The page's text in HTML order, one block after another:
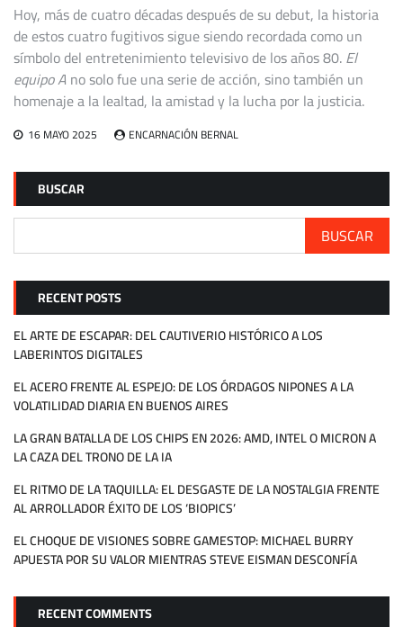
Hoy, más de cuatro décadas después de su debut, la historia
de estos cuatro fugitivos sigue siendo recordada como un
símbolo del entretenimiento televisivo de los años 80.El
equipo A no solo fue una serie de acción, sino también un
homenaje a la lealtad, la amistad y la lucha por la justicia.
16 MAYO 2025 ENCARNACIÓN BERNAL
BUSCAR
BUSCAR
RECENT POSTS
EL ARTE DE ESCAPAR: DEL CAUTIVERIO HISTÓRICO A LOS
LABERINTOS DIGITALES
EL ACERO FRENTE AL ESPEJO: DE LOS ÓRDAGOS NIPONES A LA
VOLATILIDAD DIARIA EN BUENOS AIRES
LA GRAN BATALLA DE LOS CHIPS EN 2026: AMD, INTEL O MICRON A
LA CAZA DEL TRONO DE LA IA
EL RITMO DE LA TAQUILLA: EL DESGASTE DE LA NOSTALGIA FRENTE
AL ARROLLADOR ÉXITO DE LOS ‘BIOPICS’
EL CHOQUE DE VISIONES SOBRE GAMESTOP: MICHAEL BURRY
APUESTA POR SU VALOR MIENTRAS STEVE EISMAN DESCONFÍA
RECENT COMMENTS